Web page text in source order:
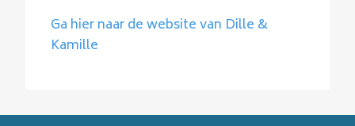
Ga hier naar de website van Dille &
Kamille